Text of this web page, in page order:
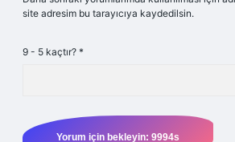
site adresim bu tarayıcıya kaydedilsin.
9 - 5 kaçtır? *